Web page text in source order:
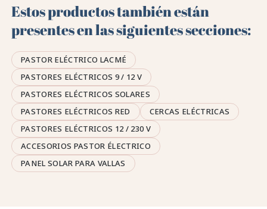
Estos productos también están
presentes en las siguientes secciones:
PASTOR ELÉCTRICO LACMÉ
PASTORES ELÉCTRICOS 9 / 12 V
PASTORES ELÉCTRICOS SOLARES
PASTORES ELÉCTRICOS RED
CERCAS ELÉCTRICAS
PASTORES ELÉCTRICOS 12 / 230 V
ACCESORIOS PASTOR ÉLECTRICO
PANEL SOLAR PARA VALLAS